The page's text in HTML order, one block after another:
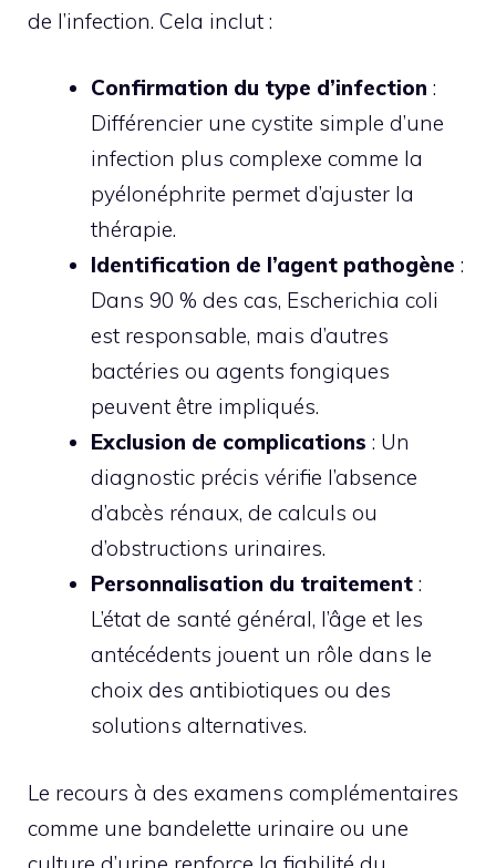
de l’infection. Cela inclut :
Confirmation du type d’infection :
Différencier une cystite simple d’une
infection plus complexe comme la
pyélonéphrite permet d’ajuster la
thérapie.
Identification de l’agent pathogène :
Dans 90 % des cas, Escherichia coli
est responsable, mais d’autres
bactéries ou agents fongiques
peuvent être impliqués.
Exclusion de complications : Un
diagnostic précis vérifie l’absence
d’abcès rénaux, de calculs ou
d’obstructions urinaires.
Personnalisation du traitement :
L’état de santé général, l’âge et les
antécédents jouent un rôle dans le
choix des antibiotiques ou des
solutions alternatives.
Le recours à des examens complémentaires
comme une bandelette urinaire ou une